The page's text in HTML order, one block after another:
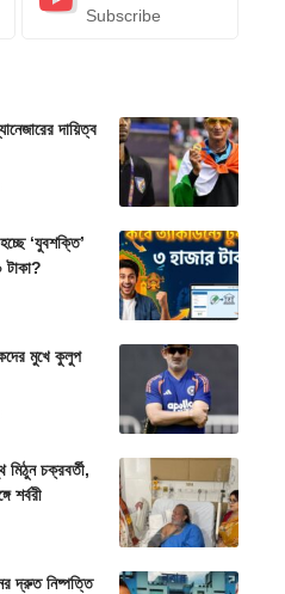
Subscribe
দায়িত্ব
‘যুবশক্তি’
টাকা?
মুখে কুলুপ
চক্রবর্তী,
শর্বরী
দ্রুত নিষ্পত্তি